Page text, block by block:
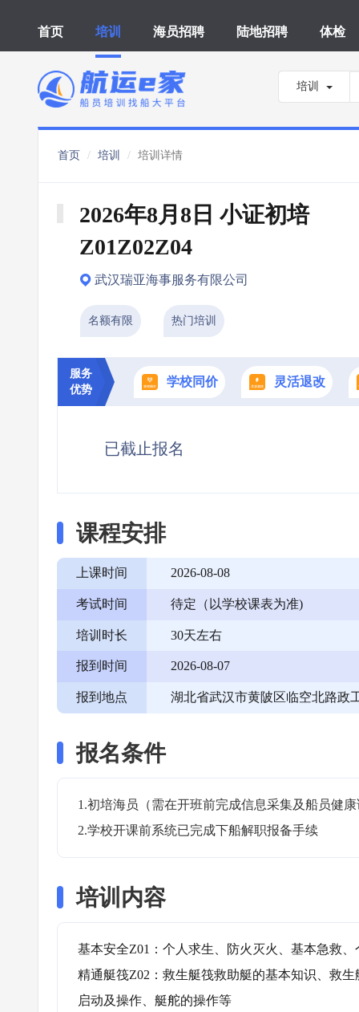
首页 培训 海员招聘 陆地招聘 体检
培训
首页 培训 培训详情
2026年8月8日 小证初培
Z01Z02Z04
武汉瑞亚海事服务有限公司
名额有限 热门培训
服务
优势
学校同价 灵活退改
已截止报名
课程安排
上课时间 2026-08-08
考试时间 待定（以学校课表为准)
培训时长 30天左右
报到时间 2026-08-07
报到地点 湖北省武汉市黄陂区临空北路政
报名条件
1.初培海员（需在开班前完成信息采集及船员健
2.学校开课前系统已完成下船解职报备手续
培训内容
基本安全Z01：个人求生、防火灭火、基本急救
精通艇筏Z02：救生艇筏救助艇的基本知识、救
启动及操作、艇舵的操作等